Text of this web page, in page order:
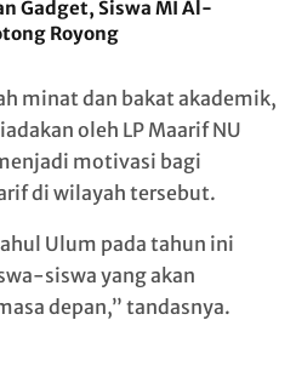
Gadget, Siswa MI Al-
Royong
minat dan bakat akademik,
oleh LP Maarif NU
motivasi bagi
di wilayah tersebut.
Ulum pada tahun ini
siswa yang akan
depan,” tandasnya.